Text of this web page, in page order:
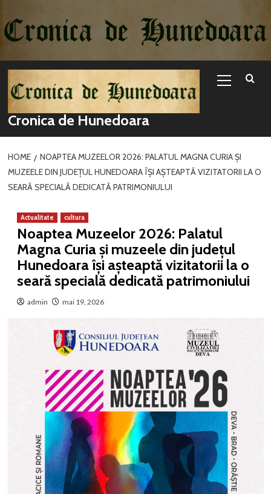
la
conținut
Cronica de Hunedoara
Menu
HOME
NOAPTEA MUZEELOR 2026: PALATUL MAGNA CURIA ȘI
MUZEELE DIN JUDEȚUL HUNEDOARA ÎȘI AȘTEAPTĂ VIZITATORII LA O
SEARĂ SPECIALĂ DEDICATĂ PATRIMONIULUI
Actualitate cultura
Noaptea Muzeelor 2026: Palatul
Magna Curia și muzeele din județul
Hunedoara își așteaptă vizitatorii la o
seară specială dedicată patrimoniului
admin mai 19, 2026